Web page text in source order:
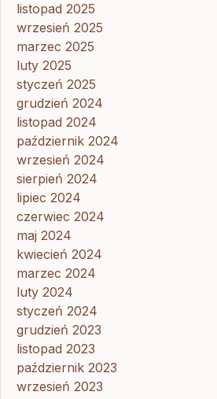
listopad 2025
wrzesień 2025
marzec 2025
luty 2025
styczeń 2025
grudzień 2024
listopad 2024
październik 2024
wrzesień 2024
sierpień 2024
lipiec 2024
czerwiec 2024
maj 2024
kwiecień 2024
marzec 2024
luty 2024
styczeń 2024
grudzień 2023
listopad 2023
październik 2023
wrzesień 2023